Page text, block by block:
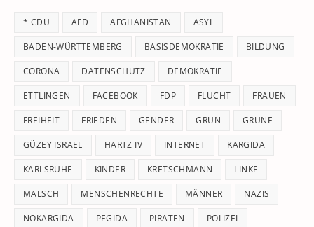
* CDU AFD AFGHANISTAN ASYL
BADEN-WÜRTTEMBERG BASISDEMOKRATIE BILDUNG
CORONA DATENSCHUTZ DEMOKRATIE
ETTLINGEN FACEBOOK FDP FLUCHT FRAUEN
FREIHEIT FRIEDEN GENDER GRÜN GRÜNE
GÜZEY ISRAEL HARTZ IV INTERNET KARGIDA
KARLSRUHE KINDER KRETSCHMANN LINKE
MALSCH MENSCHENRECHTE MÄNNER NAZIS
NOKARGIDA PEGIDA PIRATEN POLIZEI